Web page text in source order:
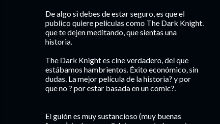
De algo si debes de estar seguro, es que el
publico quiere películas como The Dark Knight.
que te dejen meditando, que sientas una
historia.
The Dark Knight es cine verdadero, del que
estábamos hambrientos. Éxito económico, sin
dudas. La mejor película de la historia? y por
que no ? por estar basada en un comic?.
El guión es muy sustancioso (muy buenas